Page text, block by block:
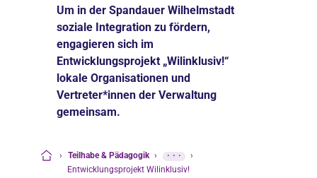
Um in der Spandauer Wilhelmstadt
soziale Integration zu fördern,
engagieren sich im
Entwicklungsprojekt „Wilinklusiv!“
lokale Organisationen und
Vertreter*innen der Verwaltung
gemeinsam.
› Teilhabe & Pädagogik › ···
›
Entwicklungsprojekt Wilinklusiv!